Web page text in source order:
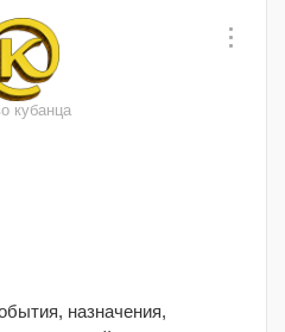
кубанца
назначения,